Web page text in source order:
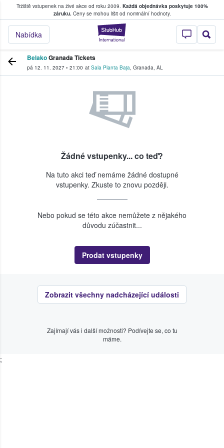
Tržiště vstupenek na živé akce od roku 2009. Každá objednávka poskytuje 100%
záruku.Ceny se mohou lišit od nominální hodnoty.
StubHub –
Nabídka
kde fanoušci kupují a prodávají vstupenky
BelakoGranada Tickets
pá 12. 11. 2027 • 21:00 at Sala Planta Baja, Granada, AL
Žádné vstupenky... co teď?
Na tuto akci teď nemáme žádné dostupné
vstupenky. Zkuste to znovu později.
Nebo pokud se této akce nemůžete z nějakého
důvodu zúčastnit...
Prodat vstupenky
Zobrazit všechny nadcházející události
Zajímají vás i další možnosti? Podívejte se, co tu
máme.
;